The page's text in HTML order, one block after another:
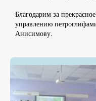
Благодарим за
управлению
Анисимову.